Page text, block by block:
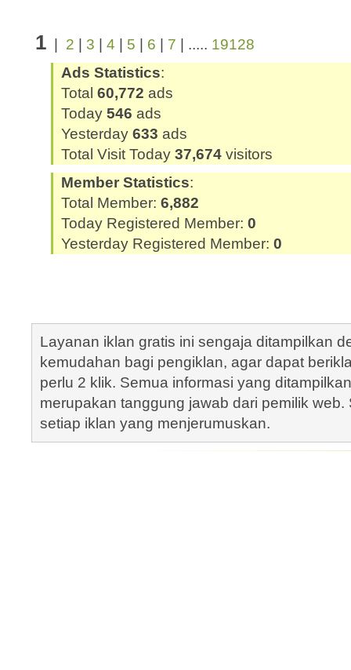
1 2 3 4 5 6 7 | ..... 19128
Ads Statistics:
Total 60,772 ads
Today 546 ads
Yesterday 633 ads
Total Visit Today 37,674 visitors
Member Statistics:
Total Member: 6,882
Today Registered Member: 0
Yesterday Registered Member: 0
Layanan iklan gratis ini sengaja ditampilkan
kemudahan bagi pengiklan, agar dapat
perlu 2 klik. Semua informasi yang
merupakan tanggung jawab dari pemilik
setiap iklan yang menjerumuskan.